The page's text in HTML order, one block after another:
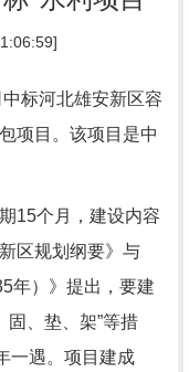
标河北雄安新区容
项目。该项目是中
15个月，建设内容
区规划纲要》与
年）》提出，要建
固、垫、架”等措
一遇。项目建成